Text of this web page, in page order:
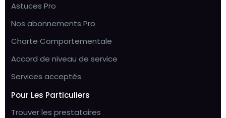
Astuces Pro
Nos abonnements Pro
Charte Comportementale
Accord de niveau de service
Services acceptés
Pour Les Particuliers
Trouver les prestataires